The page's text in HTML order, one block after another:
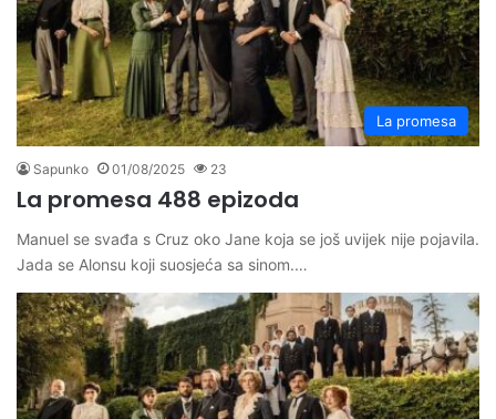
La promesa
Sapunko 01/08/2025 23
La promesa 488 epizoda
Manuel se svađa s Cruz oko Jane koja se još uvijek nije pojavila.
Jada se Alonsu koji suosjeća sa sinom.…